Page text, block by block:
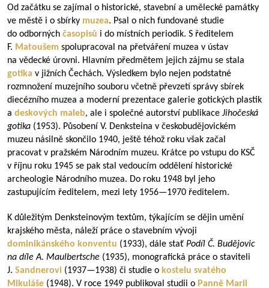
Od začátku se zajímal o historické, stavební a umělecké památky
ve městě i o sbírky muzea. Psal o nich fundované studie
do odborných časopisů i do místních periodik. S ředitelem
F. Matoušem spolupracoval na přetváření muzea v ústav
na vědecké úrovni. Hlavním předmětem jejich zájmu se stala
gotika v jižních Čechách. Výsledkem bylo nejen podstatné
rozmnožení muzejního souboru včetně převzetí správy sbírek
diecézního muzea a moderní prezentace galerie gotických plastik
a deskových maleb, ale i společné autorství publikace Jihočeská
gotika (1953). Působení V. Denksteina v českobudějovickém
muzeu násilně skončilo 1940, ještě téhož roku však začal
pracovat v pražském Národním muzeu. Krátce po vstupu do KSČ
v říjnu roku 1945 se pak stal vedoucím oddělení historické
archeologie Národního muzea. Do roku 1948 byl jeho
zastupujícím ředitelem, mezi lety 1956—1970 ředitelem.
K důležitým Denksteinovým textům, týkajícím se dějin umění
krajského města, náleží práce o stavebním vývoji
dominikánského konventu (1933), dále stať Podíl Č. Budějovic
na díle A. Maulbertsche (1935), monografická práce o staviteli
J. Sandnerovi (1937—1938) či studie o kostelu svatého
Mikuláše (1948). V roce 1949 publikoval studii o Panně Marii